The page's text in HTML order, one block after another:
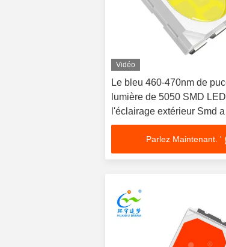
Vidéo
Le bleu 460-470nm de
lumière de 5050 SMD
l'éclairage extérieur Smd
diode
Parlez Maintenant. '